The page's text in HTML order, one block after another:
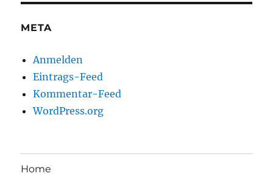
META
Anmelden
Eintrags-Feed
Kommentar-Feed
WordPress.org
Home